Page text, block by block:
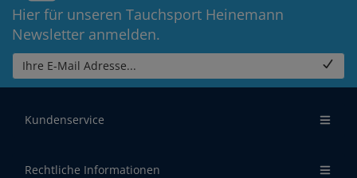
Hier für unseren Tauchsport Heinemann
Newsletter anmelden.
Ihre E-Mail Adresse...
Kundenservice
Rechtliche Informationen